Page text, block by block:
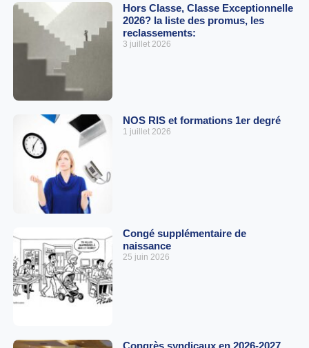
Hors Classe, Classe Exceptionnelle
2026? la liste des promus, les
reclassements:
3 juillet 2026
NOS RIS et formations 1er degré
1 juillet 2026
Congé supplémentaire de
naissance
25 juin 2026
Congrès syndicaux en 2026-2027